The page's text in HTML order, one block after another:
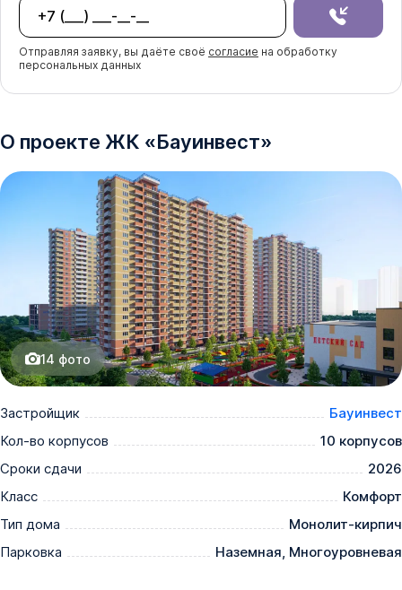
Отправляя заявку, вы даёте своё согласие на обработку
персональных данных
О проекте ЖК «Бауинвест»
14 фото
Застройщик
Бауинвест
Кол-во корпусов
10 корпусов
Сроки сдачи
2026
Класс
Комфорт
Тип дома
Монолит-кирпич
Парковка
Наземная, Многоуровневая